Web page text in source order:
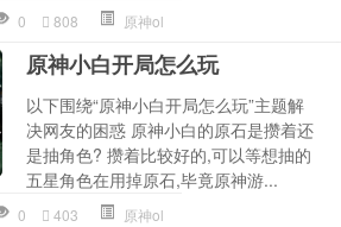
0 808 原神ol
原神小白开局怎么玩
以下围绕“原神小白开局怎么玩”主题解
决网友的困惑 原神小白的原石是攒着还
是抽角色? 攒着比较好的,可以等想抽的
五星角色在用掉原石,毕竟原神游...
0 403 原神ol